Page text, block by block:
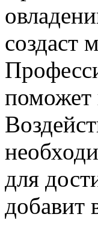
создаст
поможет
для
добавит